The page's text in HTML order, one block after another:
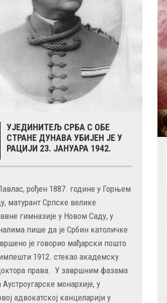
УЈЕДИНИТЕЉ СРБА С ОБЕ
СТРАНЕ ДУНАВА УБИЈЕН ЈЕ У
РАЦИЈИ 23. ЈАНУАРА 1942.
рођен 1887. године у Горњем
матурант Српске велике
гимназије у Новом Саду, у
пише да је Србин католичке
је говорио мађарски пошто
1912. стекао академску
права. У завршним фазама
монархије, у
адвокатској канцеларији у
РОЂЕН ЈЕ ГЛУМАЦ МИЛУТИН МИЋА ТАТИЋ